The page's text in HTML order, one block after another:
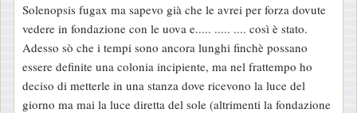
Solenopsis fugax ma sapevo già che le avrei per forza dovute
vedere in fondazione con le uova e..... ..... .... così è stato.
Adesso sò che i tempi sono ancora lunghi finchè possano
essere definite una colonia incipiente, ma nel frattempo ho
deciso di metterle in una stanza dove ricevono la luce del
giorno ma mai la luce diretta del sole (altrimenti la fondazione